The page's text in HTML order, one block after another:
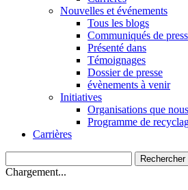
Nouvelles et événements
Tous les blogs
Communiqués de
Présenté dans
Témoignages
Dossier de presse
évènements à venir
Initiatives
Organisations que
Programme de
Carrières
Chargement...